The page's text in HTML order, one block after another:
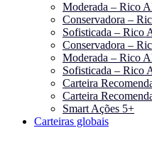
Moderada – Rico
Conservadora –
Sofisticada – Rico
Conservadora –
Moderada – Rico
Sofisticada – Rico
Carteira
Carteira
Smart Ações 5+
Carteiras globais